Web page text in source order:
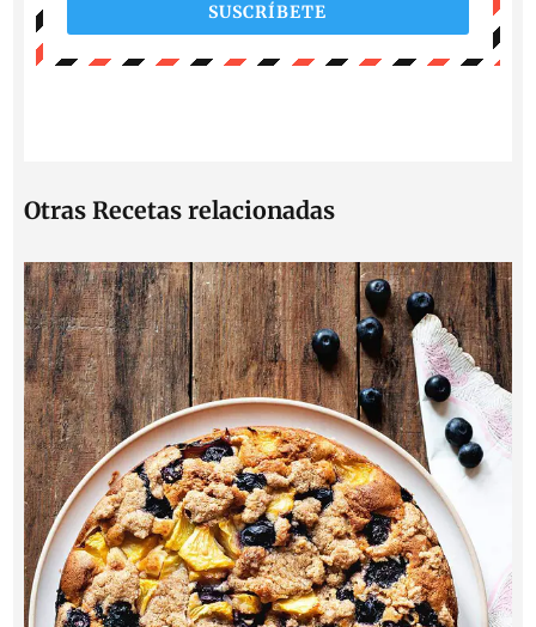
SUSCRÍBETE
Otras Recetas relacionadas